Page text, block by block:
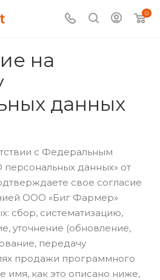
0
на
данных
с Федеральным
данных» от
свое согласие
ООО «Биг Фармер»
сбор, систематизацию,
уточнение (обновление,
передачу
продажи программного
имя, как это описано ниже,